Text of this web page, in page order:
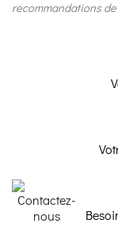
recommandations